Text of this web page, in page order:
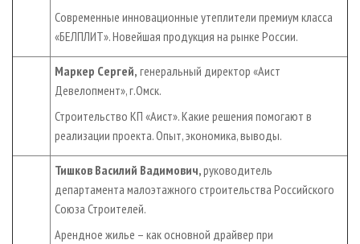
Современные инновационные утеплители премиум класса
«БЕЛПЛИТ». Новейшая продукция на рынке России.
Маркер Сергей, генеральный директор «Аист
Девелопмент», г.Омск.
Строительство КП «Аист». Какие решения помогают в
реализации проекта. Опыт, экономика, выводы.
Тишков Василий Вадимович,руководитель
департамента малоэтажного строительства Российского
Союза Строителей.
Арендное жилье – как основной драйвер при